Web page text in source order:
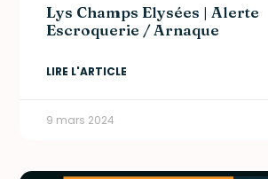
Lys Champs Elysées | Alerte
Escroquerie / Arnaque
LIRE L'ARTICLE
9 mars 2024